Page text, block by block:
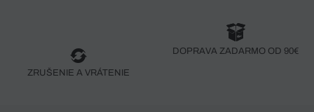
ZRUŠENIE A VRÁTENIE
DOPRAVA ZADARMO OD 90€